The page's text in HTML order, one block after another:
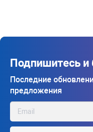
Подпишитесь и
Последние
предложения